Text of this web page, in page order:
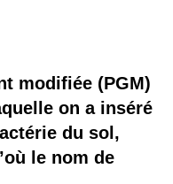
modifiée (PGM)
on a inséré
du sol,
le nom de